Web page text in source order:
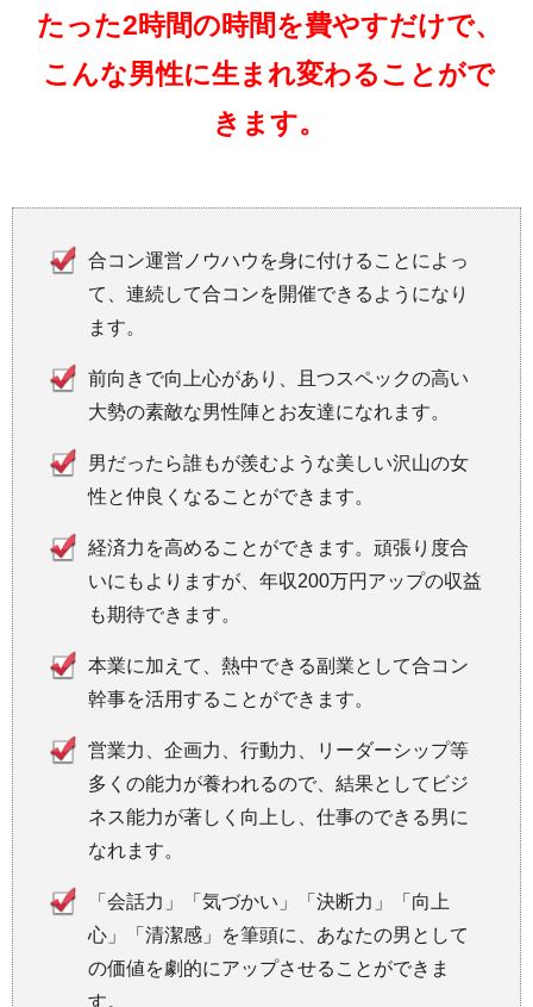
たった2時間の時間を費やすだけで、
こんな男性に生まれ変わることがで
きます。
合コン運営ノウハウを身に付けることによっ
て、連続して合コンを開催できるようになり
ます。
前向きで向上心があり、且つスペックの高い
大勢の素敵な男性陣とお友達になれます。
男だったら誰もが羨むような美しい沢山の女
性と仲良くなることができます。
経済力を高めることができます。頑張り度合
いにもよりますが、年収200万円アップの収益
も期待できます。
本業に加えて、熱中できる副業として合コン
幹事を活用することができます。
営業力、企画力、行動力、リーダーシップ等
多くの能力が養われるので、結果としてビジ
ネス能力が著しく向上し、仕事のできる男に
なれます。
「会話力」「気づかい」「決断力」「向上
心」「清潔感」を筆頭に、あなたの男として
の価値を劇的にアップさせることができま
す。